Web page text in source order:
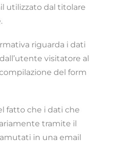
utilizzato dal titolare
riguarda i dati
visitatore al
del form
fatto che i dati che
tramite il
in una email